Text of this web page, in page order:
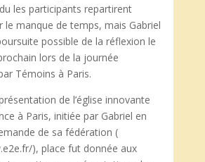
les participants repartirent
le manque de temps, mais Gabriel
possible de la réflexion le
lors de la journée
Témoins à Paris.
de l’église innovante
à Paris, initiée par Gabriel en
de sa fédération (
), place fut donnée aux